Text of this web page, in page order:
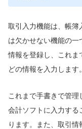
取引入力機能は、帳簿
は欠かせない機能の
情報を登録し、これま
どの情報を入力します。
これまで手書きで管
会計ソフトに入力する
ります。また、取引情